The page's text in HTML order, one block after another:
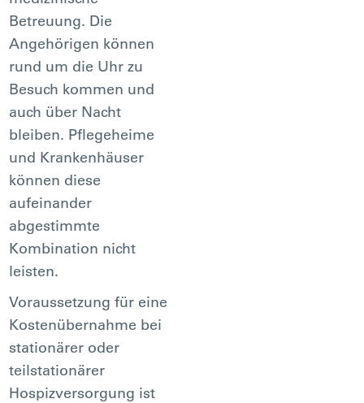
Betreuung. Die
Angehörigen können
rund um die Uhr zu
Besuch kommen und
auch über Nacht
bleiben. Pflegeheime
und Krankenhäuser
können diese
aufeinander
abgestimmte
Kombination nicht
leisten.
Voraussetzung für eine
Kostenübernahme bei
stationärer oder
teilstationärer
Hospizversorgung ist